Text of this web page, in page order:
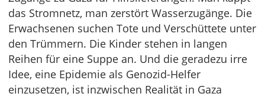
das Stromnetz, man zerstört Wasserzugänge. Die
Erwachsenen suchen Tote und Verschüttete unter
den Trümmern. Die Kinder stehen in langen
Reihen für eine Suppe an. Und die geradezu irre
Idee, eine Epidemie als Genozid-Helfer
einzusetzen, ist inzwischen Realität in Gaza